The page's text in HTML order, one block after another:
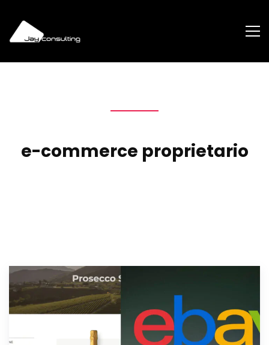
e-commerce proprietario